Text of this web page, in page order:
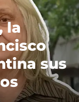
la
sus